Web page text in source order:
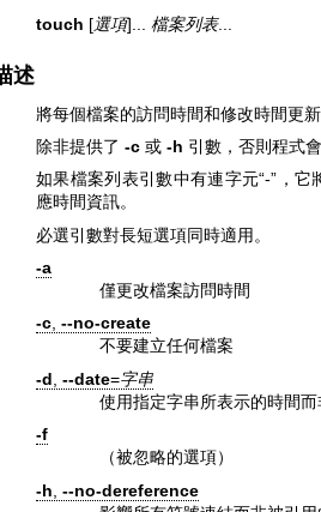
touch [選項]... 檔案列表...
述
將每個檔案的訪問時間和修改時間更新
除非提供了 -c或 -h 引數，否則程式
如果檔案列表引數中有連字元“-”，
應時間資訊。
必選引數對長短選項同時適用。
-a
僅更改檔案訪問時間
-c, --no-create
不要建立任何檔案
-d --date=字串
使用指定字串所表示的時間而
-f
（被忽略的選項）
-h --no-dereference